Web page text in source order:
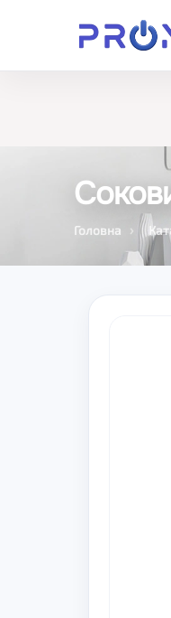
Головна